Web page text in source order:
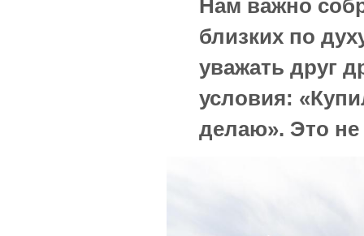
Нам важно
близких по
уважать друг
условия:
делаю». Это